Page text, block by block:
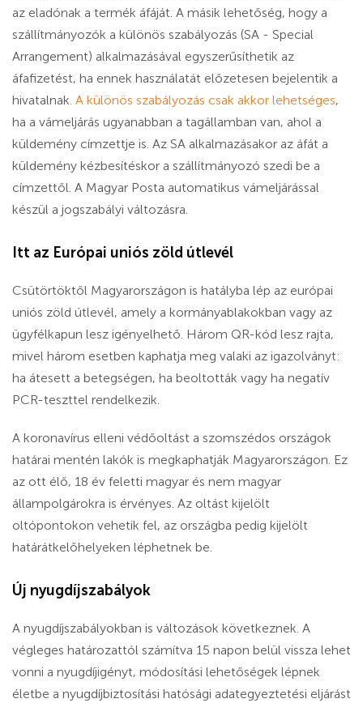
az eladónak a termék áfáját. A másik lehetőség, hogy a
szállítmányozók a különös szabályozás (SA - Special
Arrangement) alkalmazásával egyszerűsíthetik az
áfafizetést, ha ennek használatát előzetesen bejelentik a
hivatalnak. A különös szabályozás csak akkor lehetséges,
ha a vámeljárás ugyanabban a tagállamban van, ahol a
küldemény címzettje is. Az SA alkalmazásakor az áfát a
küldemény kézbesítéskor a szállítmányozó szedi be a
címzettől. A Magyar Posta automatikus vámeljárással
készül a jogszabályi változásra.
Itt az Európai uniós zöld útlevél
Csütörtöktől Magyarországon is hatályba lép az európai
uniós zöld útlevél, amely a kormányablakokban vagy az
ügyfélkapun lesz igényelhető. Három QR-kód lesz rajta,
mivel három esetben kaphatja meg valaki az igazolványt:
ha átesett a betegségen, ha beoltották vagy ha negatív
PCR-teszttel rendelkezik.
A koronavírus elleni védőoltást a szomszédos országok
határai mentén lakók is megkaphatják Magyarországon. Ez
az ott élő, 18 év feletti magyar és nem magyar
állampolgárokra is érvényes. Az oltást kijelölt
oltópontokon vehetik fel, az országba pedig kijelölt
határátkelőhelyeken léphetnek be.
Új nyugdíjszabályok
A nyugdíjszabályokban is változások következnek. A
végleges határozattól számítva 15 napon belül vissza lehet
vonni a nyugdíjigényt, módosítási lehetőségek lépnek
életbe a nyugdíjbiztosítási hatósági adategyeztetési eljárást